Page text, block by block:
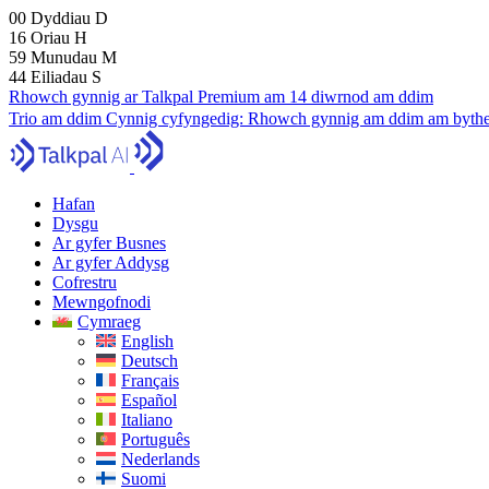
00 Dyddiau D
16 Oriau H
59 Munudau M
43 Eiliadau S
Rhowch gynnig ar Talkpal Premium am 14 diwrnod am ddim
Trio am ddim Cynnig cyfyngedig: Rhowch gynnig am ddim am
Hafan
Dysgu
Ar gyfer Busnes
Ar gyfer Addysg
Cofrestru
Mewngofnodi
Cymraeg
English
Deutsch
Français
Español
Italiano
Português
Nederlands
Suomi